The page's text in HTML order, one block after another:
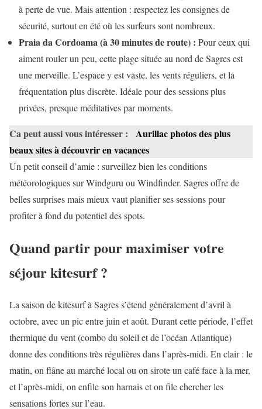
à perte de vue. Mais attention : respectez les consignes de
sécurité, surtout en été où les surfeurs sont nombreux.
Praia da Cordoama (à 30 minutes de route) : Pour ceux qui
aiment rouler un peu, cette plage située au nord de Sagres est
une merveille. L’espace y est vaste, les vents réguliers, et la
fréquentation plus discrète. Idéale pour des sessions plus
privées, presque méditatives par moments.
Ca peut aussi vous intéresser :
Aurillac photos des plus
beaux sites à découvrir en vacances
Un petit conseil d’amie : surveillez bien les conditions
météorologiques sur Windguru ou Windfinder. Sagres offre de
belles surprises mais mieux vaut planifier ses sessions pour
profiter à fond du potentiel des spots.
Quand partir pour maximiser votre
séjour kitesurf ?
La saison de kitesurf à Sagres s’étend généralement d’avril à
octobre, avec un pic entre juin et août. Durant cette période, l’effet
thermique du vent (combo du soleil et de l’océan Atlantique)
donne des conditions très régulières dans l’après-midi. En clair : le
matin, on flâne au marché local ou on sirote un café face à la mer,
et l’après-midi, on enfile son harnais et on file chercher les
sensations fortes sur l’eau.